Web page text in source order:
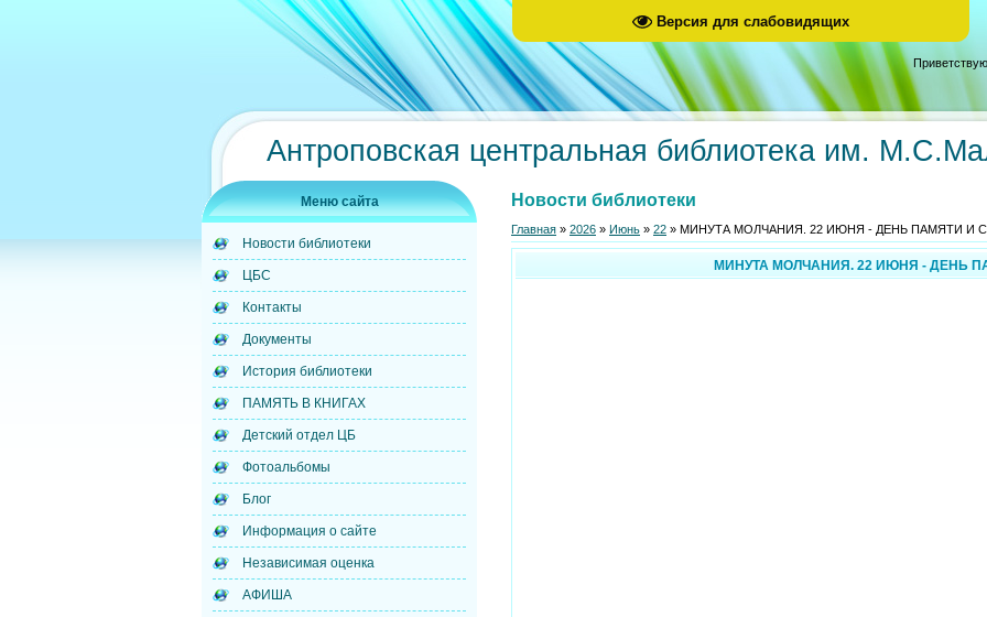
Версия для слабовидящих
Антроповская центральная библиотека им.
Меню сайта
Новости библиотеки
ЦБС
Контакты
Документы
История библиотеки
ПАМЯТЬ В КНИГАХ
Детский отдел ЦБ
Фотоальбомы
Блог
Информация о сайте
Независимая оценка
АФИША
Новости библиотеки
Главная » 2026 » Июнь » 22 » МИНУТА МОЛЧАНИЯ. 22 ИЮНЯ - ДЕНЬ ПАМЯТИ И
МИНУТА МОЛЧАНИЯ. 22 ИЮНЯ - ДЕНЬ